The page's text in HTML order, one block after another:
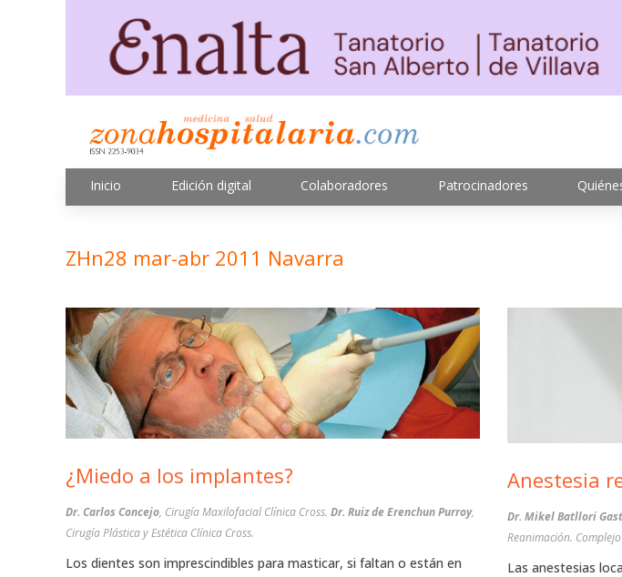
Inicio Edición digital Colaboradores Patrocinadores
ZHn28 mar-abr 2011 Navarra
¿Miedo a los implantes?
Dr. Carlos Concejo, Cirugía Maxilofacial Clínica Cross. Dr. Ruiz de Erenchun Purroy,
Cirugía Plástica y Estética Clínica Cross.
Los dientes son imprescindibles para masticar, si faltan o están en
Anestesia
Dr. Mikel Batllori
Reanimación.
Las anestesias